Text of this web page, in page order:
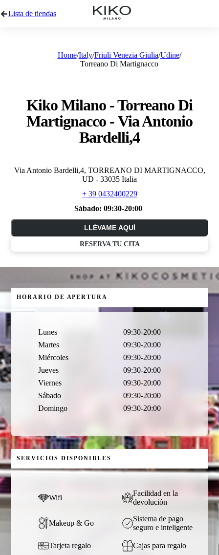
Lista de tiendas
Home Italy Friuli Venezia Giulia Udine
Torreano Di Martignacco
Kiko Milano - Torreano Di
Martignacco - Via Antonio
Bardelli,4
Via Antonio Bardelli,4, TORREANO DI MARTIGNACCO,
UD - 33035 Italia
+ 39 0432400229
Sábado: 09:30-20:00
LLÉVAME AQUÍ
RESERVA TU CITA
HORARIO DE APERTURA
Lunes
09:30-20:00
Martes
09:30-20:00
Miércoles
09:30-20:00
Jueves
09:30-20:00
Viernes
09:30-20:00
Sábado
09:30-20:00
Domingo
09:30-20:00
SERVICIOS DISPONIBLES
Wifi
Facilidad en la
devolución
Makeup & Go
Sistema de pago
seguro e inteligente
Tarjeta regalo Cajas para regalo